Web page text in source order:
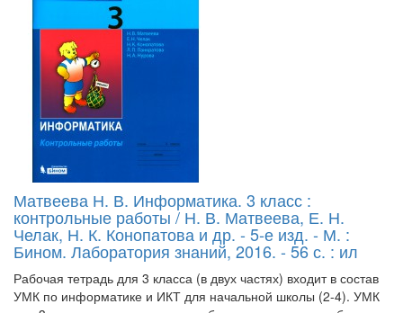
Матвеева Н. В. Информатика. 3 класс :
контрольные работы / Н. В. Матвеева, Е. Н.
Челак, Н. К. Конопатова и др. - 5-е изд. - М. :
Бином. Лаборатория знаний, 2016. - 56 с. : ил
Рабочая тетрадь для 3 класса (в двух частях) входит в состав
УМК по информатике и ИКТ для начальной школы (2-4). УМК